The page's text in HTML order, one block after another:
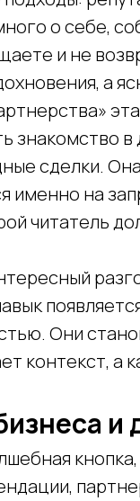
о себе,
и не
а
знакомство в
сделки.
именно на
читатель
Они
контекст,
и